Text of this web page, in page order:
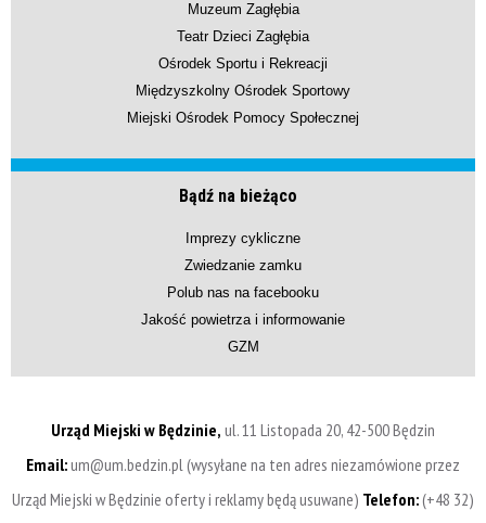
Muzeum Zagłębia
Teatr Dzieci Zagłębia
Ośrodek Sportu i Rekreacji
Międzyszkolny Ośrodek Sportowy
Miejski Ośrodek Pomocy Społecznej
Bądź na bieżąco
Imprezy cykliczne
Zwiedzanie zamku
Polub nas na facebooku
Jakość powietrza i informowanie
GZM
Urząd Miejski w Będzinie, ul. 11 Listopada 20, 42-500 Będzin
Email:um@um.bedzin.pl (wysyłane na ten adres niezamówione przez
Urząd Miejski w Będzinie oferty i reklamy będą usuwane) Telefon:(+48 32)